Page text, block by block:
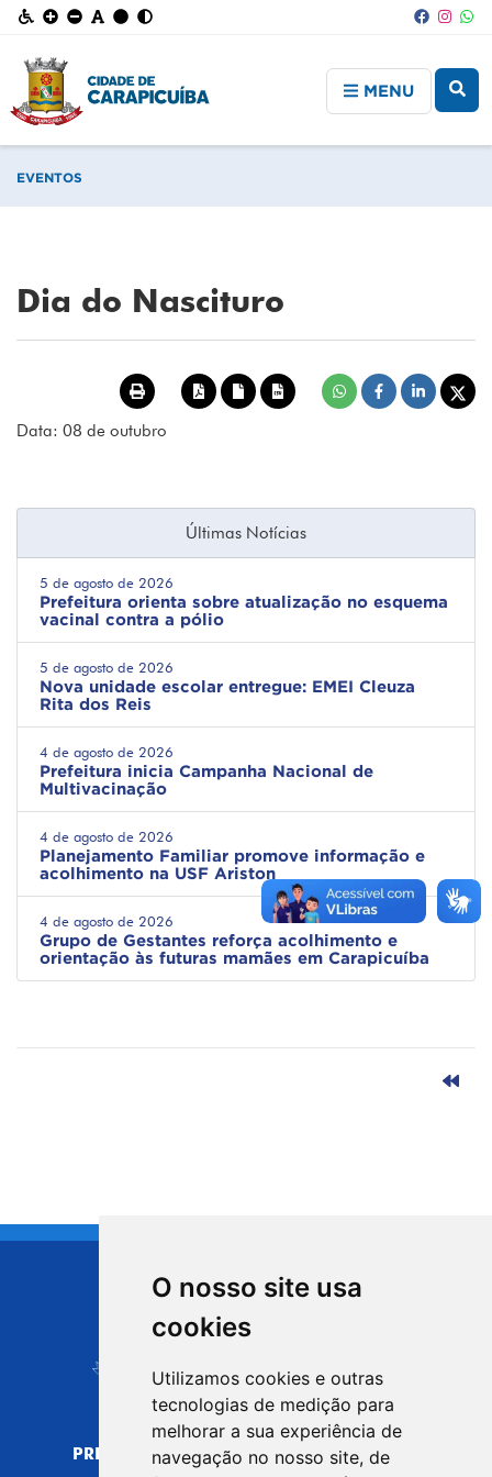
O nosso site usa
cookies
Utilizamos cookies e outras
tecnologias de medição para
melhorar a sua experiência de
navegação no nosso site, de
MENU
EVENTOS
Dia do Nascituro
Data: 08 de outubro
Últimas Notícias
5 de agosto de 2026
Prefeitura orienta sobre atualização no esquema
vacinal contra a pólio
5 de agosto de 2026
Nova unidade escolar entregue: EMEI Cleuza
Rita dos Reis
4 de agosto de 2026
Prefeitura inicia Campanha Nacional de
Multivacinação
4 de agosto de 2026
Planejamento Familiar promove informação e
acolhimento na USF Ariston
4 de agosto de 2026
Grupo de Gestantes reforça acolhimento e
orientação às futuras mamães em Carapicuíba
CIDADE DE
Carapicuíba
PREFEITURA MUNICIPAL DE CARAPICUÍBA